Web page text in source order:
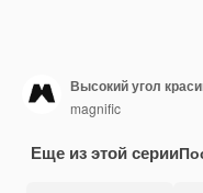
Высокий угол
magnific
Еще из этой серии